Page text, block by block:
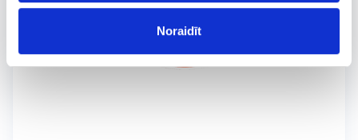
Noraidīt